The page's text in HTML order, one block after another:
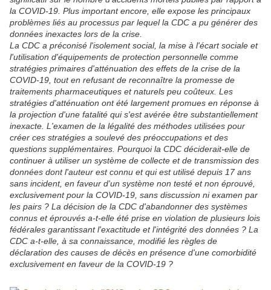
la COVID-19. Plus important encore, elle expose les principaux
problèmes liés au processus par lequel la CDC a pu générer des
données inexactes lors de la crise.
La CDC a préconisé l'isolement social, la mise à l'écart sociale et
l'utilisation d'équipements de protection personnelle comme
stratégies primaires d'atténuation des effets de la crise de la
COVID-19, tout en refusant de reconnaître la promesse de
traitements pharmaceutiques et naturels peu coûteux. Les
stratégies d'atténuation ont été largement promues en réponse à
la projection d'une fatalité qui s'est avérée être substantiellement
inexacte. L'examen de la légalité des méthodes utilisées pour
créer ces stratégies a soulevé des préoccupations et des
questions supplémentaires. Pourquoi la CDC déciderait-elle de
continuer à utiliser un système de collecte et de transmission des
données dont l'auteur est connu et qui est utilisé depuis 17 ans
sans incident, en faveur d'un système non testé et non éprouvé,
exclusivement pour la COVID-19, sans discussion ni examen par
les pairs ? La décision de la CDC d'abandonner des systèmes
connus et éprouvés a-t-elle été prise en violation de plusieurs lois
fédérales garantissant l'exactitude et l'intégrité des données ? La
CDC a-t-elle, à sa connaissance, modifié les règles de
déclaration des causes de décès en présence d'une comorbidité
exclusivement en faveur de la COVID-19 ?